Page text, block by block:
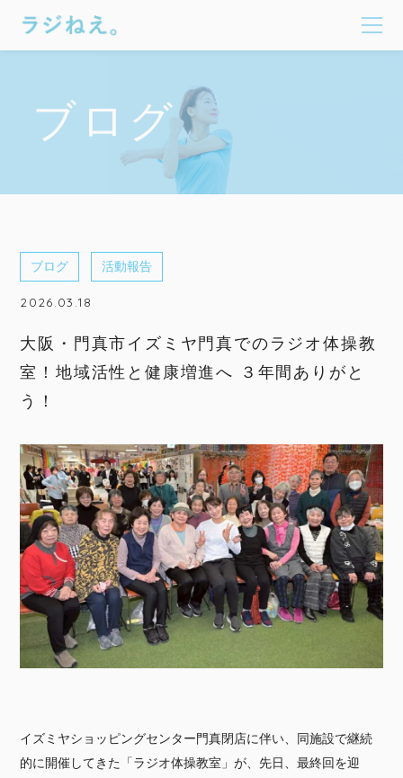
ブログ
ブログ 活動報告
2026.03.18
大阪・門真市イズミヤ門真でのラジオ体操教
室！地域活性と健康増進へ ３年間ありがと
う！
イズミヤショッピングセンター門真閉店に伴い、同施設で継続
的に開催してきた「ラジオ体操教室」が、先日、最終回を迎